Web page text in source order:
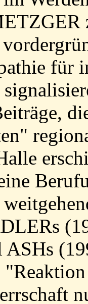
für